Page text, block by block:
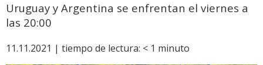
Uruguay y Argentina se enfrentan el viernes a
las 20:00
11.11.2021 | tiempo de lectura: < 1 minuto